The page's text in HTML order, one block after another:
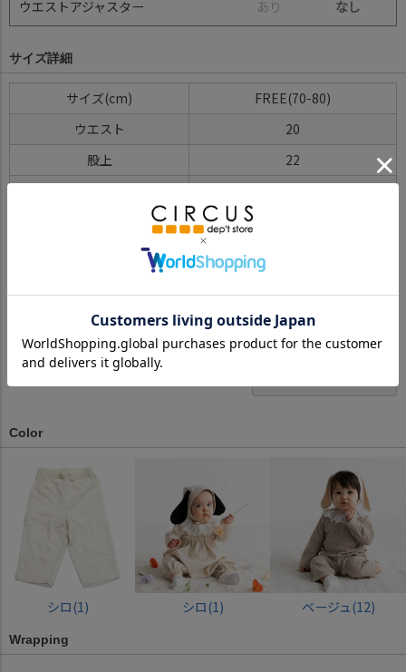
ウエストアジャスター あ り なし
サイズ詳細
サイズ(cm)
FREE(70-80)
ウエスト
20
股上
22
※BCはバックセンター（首から裾までの後中心）です。
Color
シロ(1) シロ(1) ベージュ(12)
Wrapping